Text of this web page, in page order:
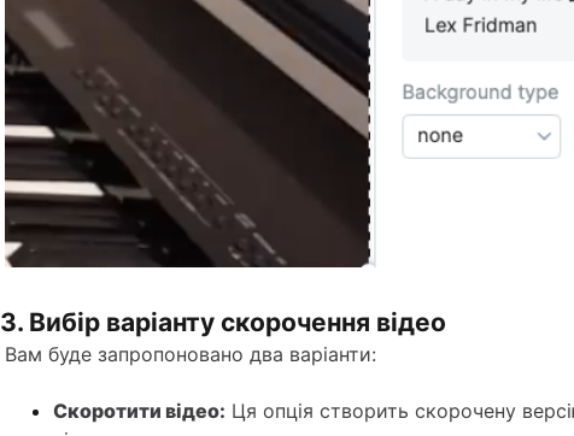
3. Вибір варіанту скорочення відео
Вам буде запропоновано два варіанти:
Скоротити відео: Ця опція створить скорочену